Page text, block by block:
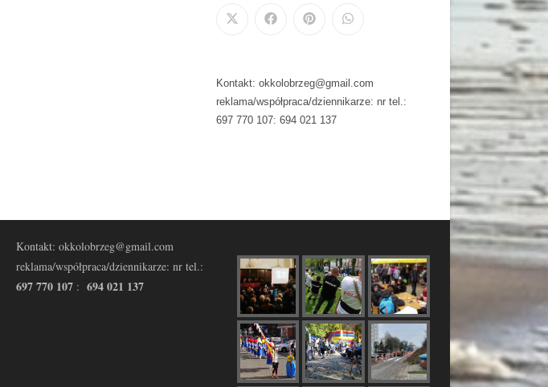
Kontakt: okkolobrzeg@gmail.com
reklama/współpraca/dziennikarze: nr tel.:
697 770 107: 694 021 137
Kontakt: okkolobrzeg@gmail.com
reklama/współpraca/dziennikarze: nr tel.:
697 770 107 : 694 021 137